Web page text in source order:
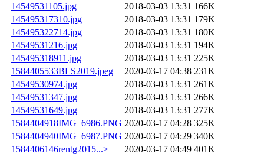
14549531105.jpg
2018-03-03 13:31 166K
145495317310.jpg
2018-03-03 13:31 179K
145495322714.jpg
2018-03-03 13:31 180K
14549531216.jpg
2018-03-03 13:31 194K
145495318911.jpg
2018-03-03 13:31 225K
1584405533BLS2019.jpeg
2020-03-17 04:38 231K
14549530974.jpg
2018-03-03 13:31 261K
14549531347.jpg
2018-03-03 13:31 266K
14549531649.jpg
2018-03-03 13:31 277K
1584404918IMG_6986.PNG 2020-03-17 04:28 325K
1584404940IMG_6987.PNG 2020-03-17 04:29 340K
1584406146rentg2015...>
2020-03-17 04:49 401K